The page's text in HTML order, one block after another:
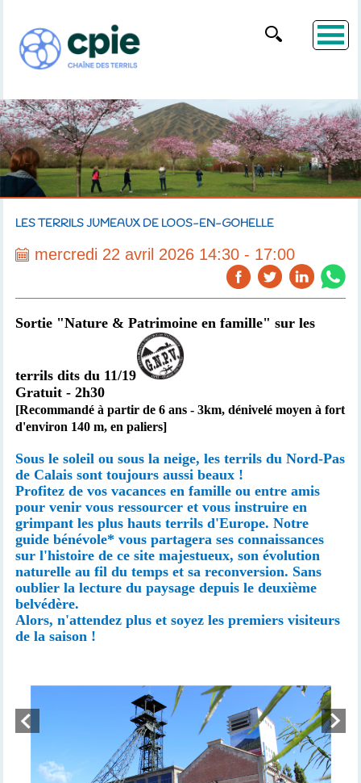
LES TERRILS JUMEAUX DE LOOS-EN-GOHELLE
mercredi 22 avril 2026 14:30 - 17:00
Sortie "Nature & Patrimoine en famille" sur les
terrils dits du 11/19
Gratuit - 2h30
[Recommandé à partir de 6 ans - 3km, dénivelé moyen à fort
d'environ 140 m, en paliers]
Sous le soleil ou sous la neige, les terrils du Nord-Pas
de Calais sont toujours aussi beaux !
Profitez de vos vacances en famille ou entre amis
pour venir vous ressourcer et vous instruire en
grimpant les plus hauts terrils d'Europe. Notre
guide bénévole* vous partagera ses connaissances
sur l'histoire de ce site majestueux, son évolution
naturelle au fil du temps et sa reconversion. Sans
oublier la lecture du paysage depuis le deuxième
belvédère.
Alors, n'attendez plus et soyez les premiers visiteurs
de la saison !